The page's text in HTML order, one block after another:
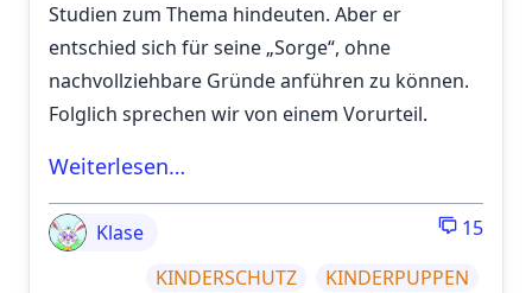
Studien zum Thema hindeuten. Aber er
entschied sich für seine „Sorge“, ohne
nachvollziehbare Gründe anführen zu können.
Folglich sprechen wir von einem Vorurteil.
Weiterlesen…
Klase
15
KINDERSCHUTZ
KINDERPUPPEN